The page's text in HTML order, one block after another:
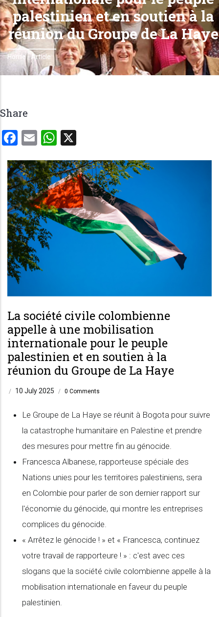
palestinien et en soutien à la
réunion du Groupe de La Haye
Breadcrumb
Home -Article
Share
Facebook
EmailWhatsApp
La société civile colombienne
appelle à une mobilisation
internationale pour le peuple
palestinien et en soutien à la
réunion du Groupe de La Haye
/ 10 July 2025 / 0 Comments
Le Groupe de La Haye se réunit à Bogota pour suivre
la catastrophe humanitaire en Palestine et prendre
des mesures pour mettre fin au génocide.
Francesca Albanese, rapporteuse spéciale des
Nations unies pour les territoires palestiniens, sera
en Colombie pour parler de son dernier rapport sur
l'économie du génocide, qui montre les entreprises
complices du génocide.
« Arrêtez le génocide ! » et « Francesca, continuez
votre travail de rapporteure ! » : c'est avec ces
slogans que la société civile colombienne appelle à la
mobilisation internationale en faveur du peuple
palestinien.